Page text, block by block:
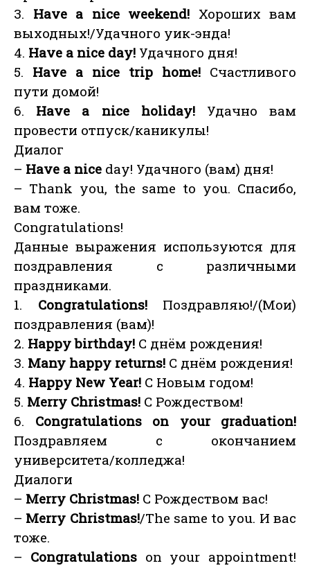
3. Have a nice weekend! Хороших вам
выходных!/Удачного уик-энда!
4. Have a nice day! Удачного дня!
5. Have a nice trip home! Счастливого
пути домой!
6. Have a nice holiday! Удачно вам
провести отпуск/каникулы!
Диалог
– Have a nice day! Удачного (вам) дня!
– Thank you, the same to you. Спасибо,
вам тоже.
Congratulations!
Данные выражения используются для
поздравления с различными
праздниками.
1. Congratulations! Поздравляю!/(Мои)
поздравления (вам)!
2. Happy birthday! С днём рождения!
3. Many happy returns! С днём рождения!
4. Happy New Year! С Новым годом!
5. Merry Christmas! С Рождеством!
6. Congratulations on your graduation!
Поздравляем с окончанием
университета/колледжа!
Диалоги
– Merry Christmas! С Рождеством вас!
– Merry Christmas!/The same to you. И вас
тоже.
– Congratulations on your appointment!